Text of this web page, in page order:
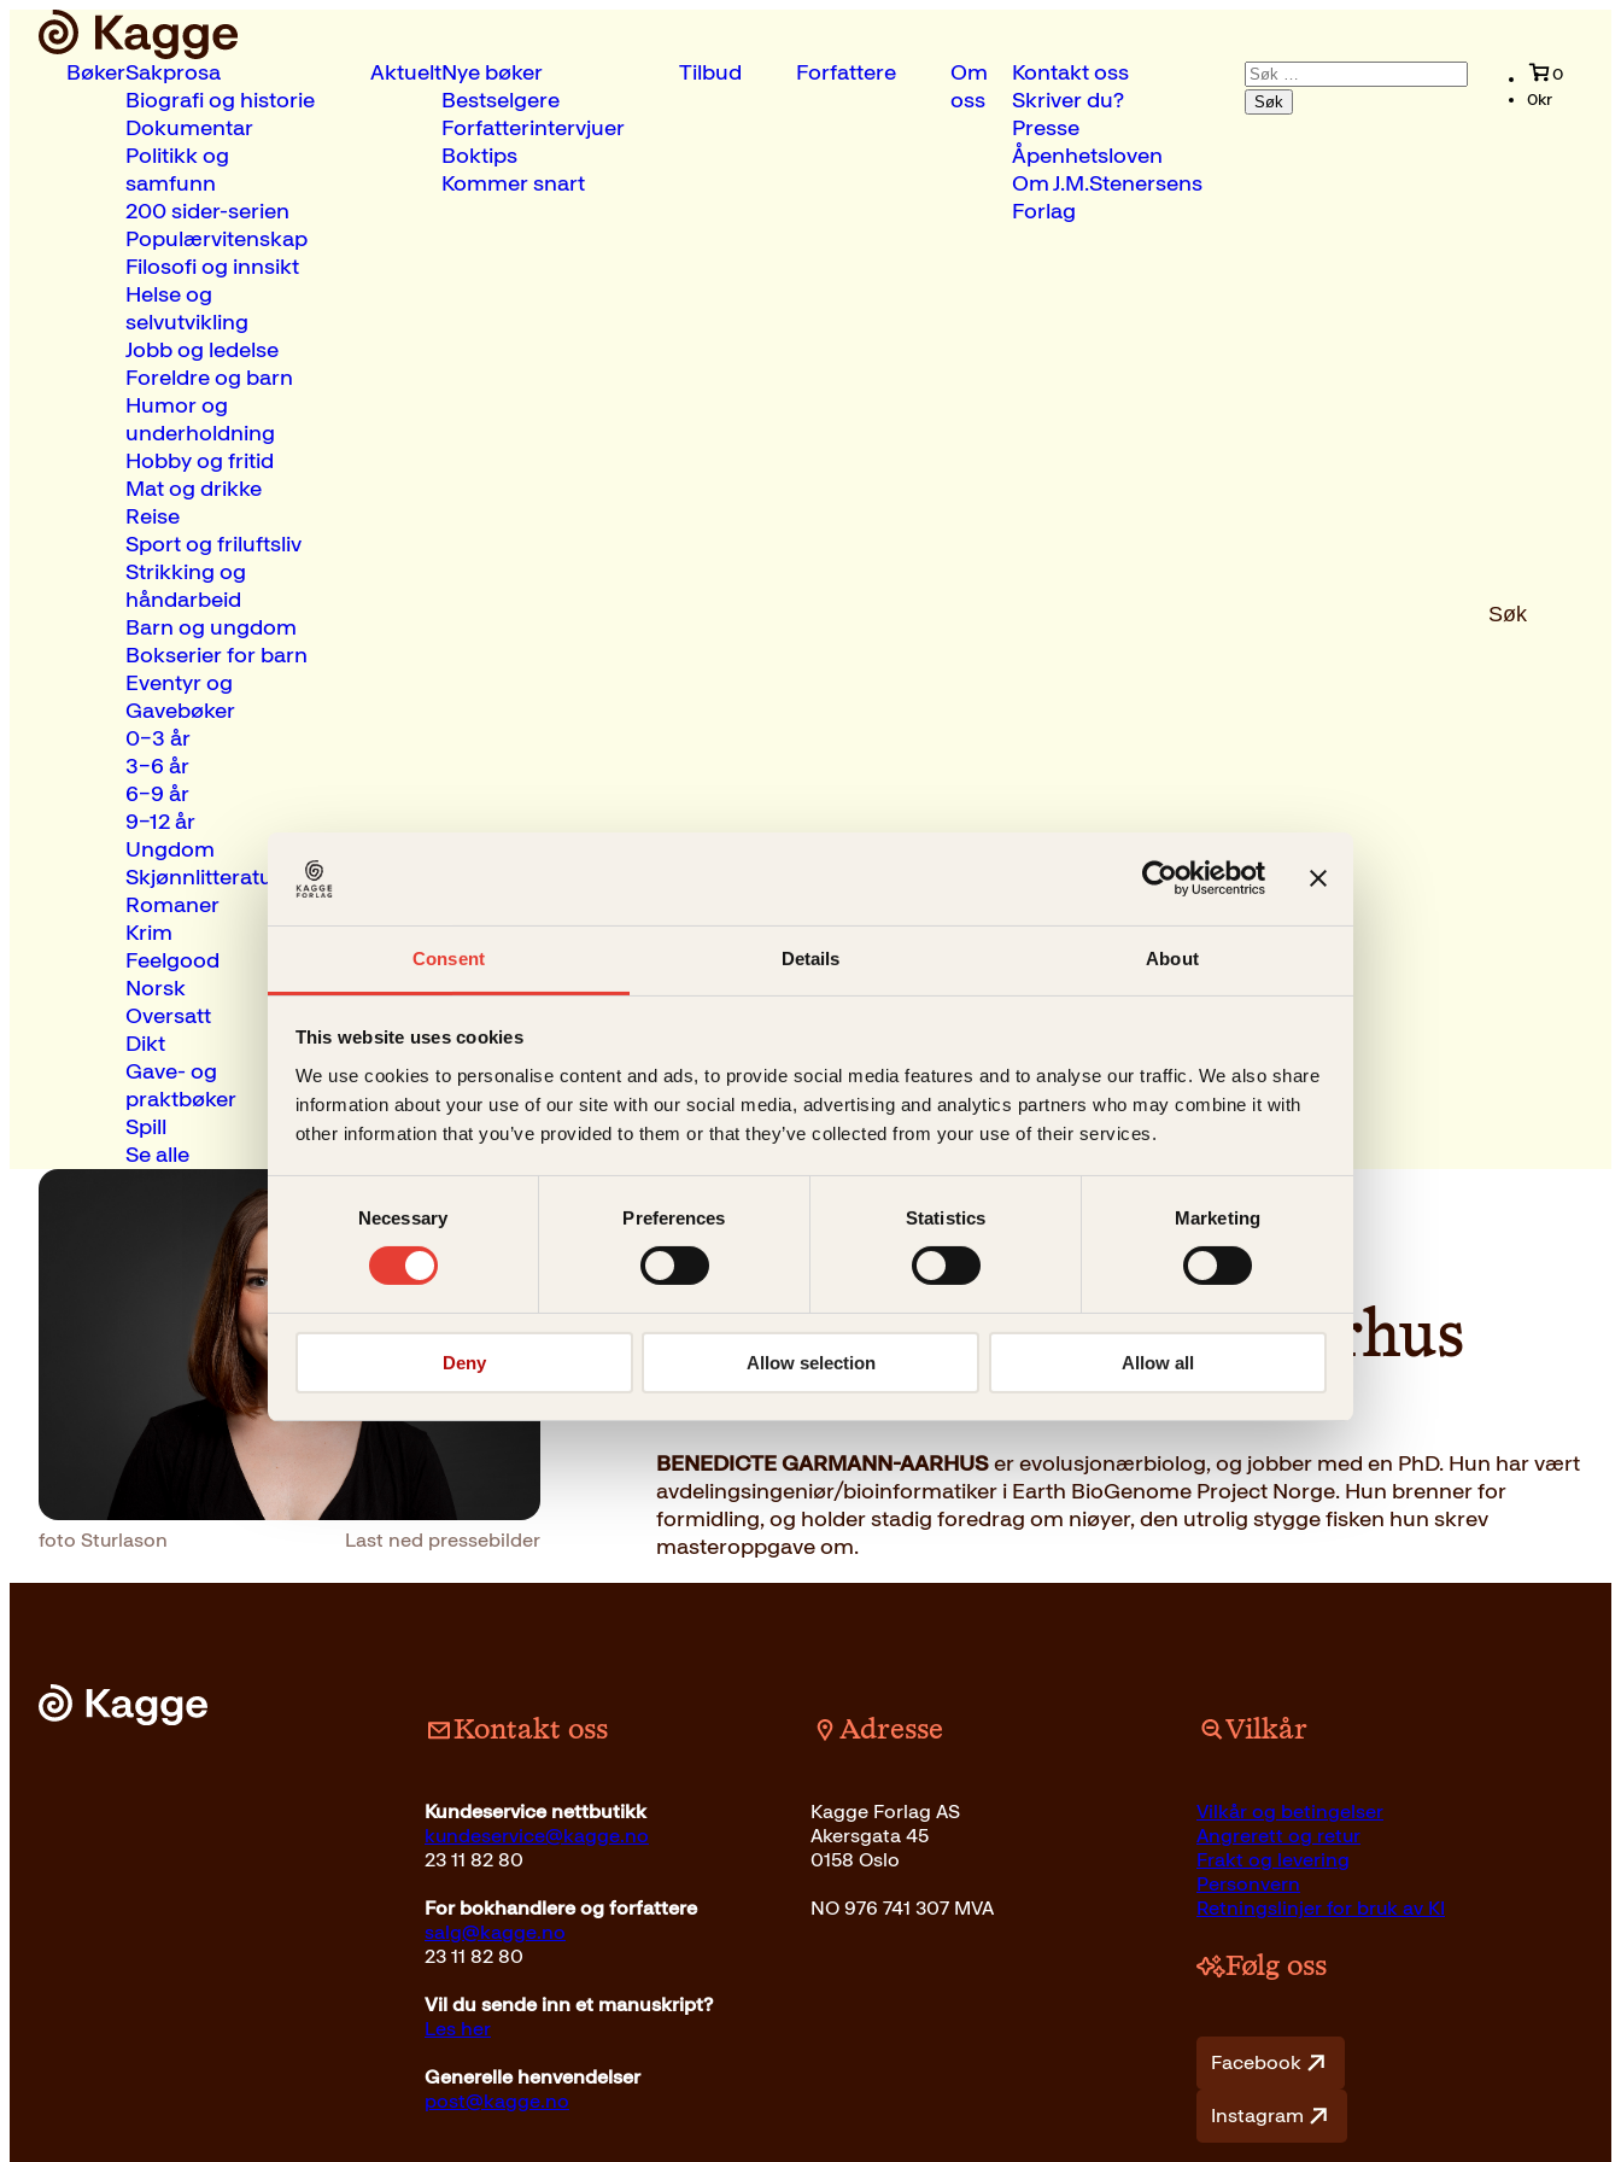
Consent Details About
This website uses cookies
We use cookies to personalise content and ads, to provide social media features and to analyse our traffic. We also share
information about your use of our site with our social media, advertising and analytics partners who may combine it with
other information that you’ve provided to them or that they’ve collected from your use of their services.
Consent
Selection
Necessary Preferences Statistics Marketing
Deny Allow selection Allow all
BøkerSakprosa
Biografi og historie
Dokumentar
Politikk og
samfunn
200 sider-serien
Populærvitenskap
Filosofi og innsikt
Helse og
selvutvikling
Jobb og ledelse
Foreldre og barn
Humor og
underholdning
Hobby og fritid
Mat og drikke
Reise
Sport og friluftsliv
Strikking og
håndarbeid
Barn og ungdom
Bokserier for barn
Eventyr og
Gavebøker
0–3 år
3–6 år
6–9 år
9–12 år
Ungdom
Skjønnlitteratur
Romaner
Krim
Feelgood
Norsk
Oversatt
Dikt
Gave- og
praktbøker
Spill
Se alle
AktueltNye bøker
Bestselgere
Forfatterintervjuer
Boktips
Kommer snart
Tilbud Forfattere
Om
oss
Kontakt oss
Skriver du?
Presse
Åpenhetsloven
Om J.M.Stenersens
Forlag
Søk
etter:
Søk
0
0kr
foto Sturlason Last ned pressebilder
Forfatter
Benedicte Garmann-Aarhus
BENEDICTE GARMANN-AARHUSer evolusjonærbiolog, og jobber med en PhD. Hun har vært
avdelingsingeniør/bioinformatiker i Earth BioGenome Project Norge. Hun brenner for
formidling, og holder stadig foredrag om niøyer, den utrolig stygge fisken hun skrev
masteroppgave om.
Kontakt oss
Kundeservice nettbutikk
kundeservice@kagge.no
23 11 82 80
For bokhandlere og forfattere
salg@kagge.no
23 11 82 80
Vil du sende inn et manuskript?
Les her
Generelle henvendelser
post@kagge.no
Adresse
Kagge Forlag AS
Akersgata 45
0158 Oslo
NO 976 741 307 MVA
Vilkår
Vilkår og betingelser
Angrerett og retur
Frakt og levering
Personvern
Retningslinjer for bruk av KI
Følg oss
Facebook
Instagram